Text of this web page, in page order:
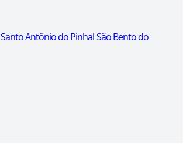
Santo Antônio do PinhalSão Bento do